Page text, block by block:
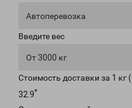
Автоперевозка
Введите вес
От 3000 кг
Стоимость доставки за 1
32.9*